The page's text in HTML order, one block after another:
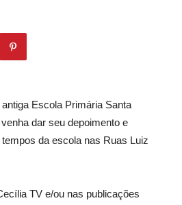
Escola Primária Santa
dar seu depoimento e
da escola nas Ruas Luiz
TV e/ou nas publicações